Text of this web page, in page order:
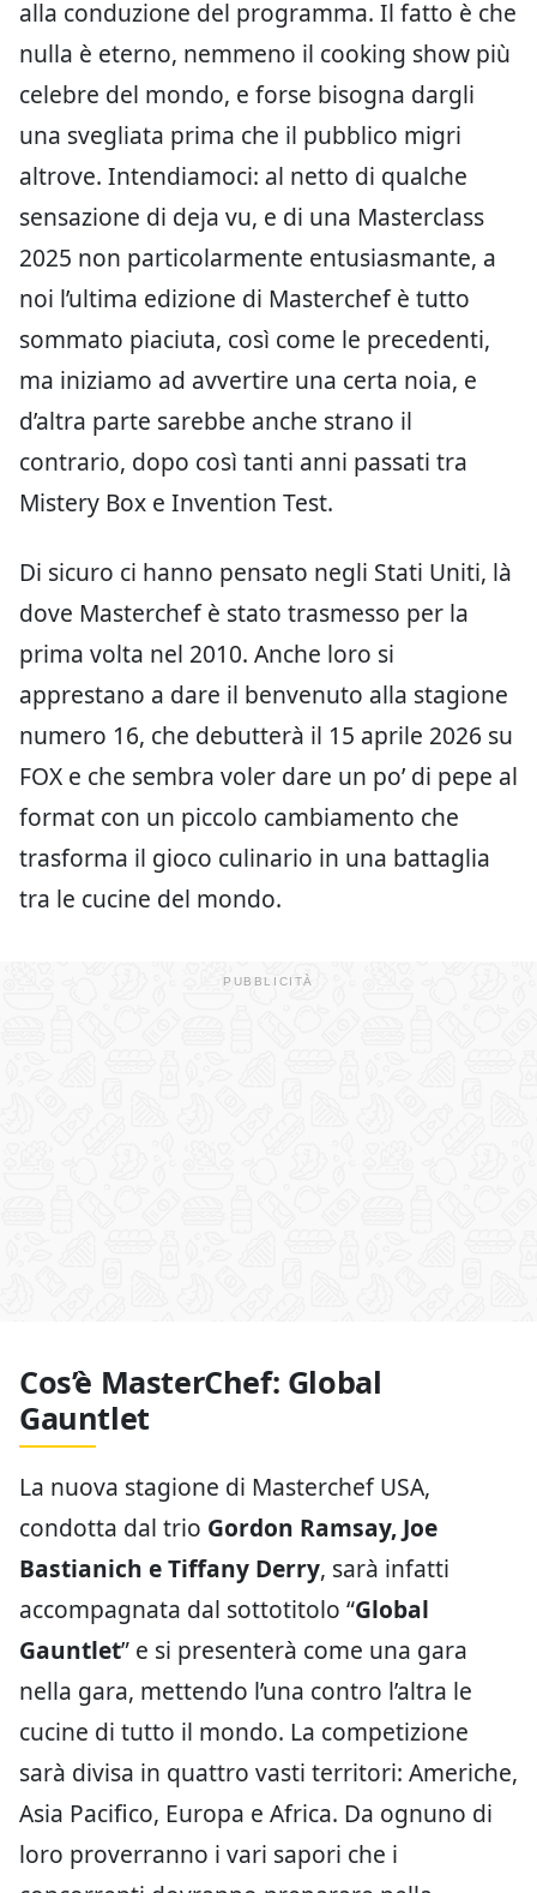
alla conduzione del programma. Il fatto è che
nulla è eterno, nemmeno il cooking show più
celebre del mondo, e forse bisogna dargli
una svegliata prima che il pubblico migri
altrove. Intendiamoci: al netto di qualche
sensazione di deja vu, e di una Masterclass
2025 non particolarmente entusiasmante, a
noi l’ultima edizione di Masterchef è tutto
sommato piaciuta, così come le precedenti,
ma iniziamo ad avvertire una certa noia, e
d’altra parte sarebbe anche strano il
contrario, dopo così tanti anni passati tra
Mistery Box e Invention Test.
Di sicuro ci hanno pensato negli Stati Uniti, là
dove Masterchef è stato trasmesso per la
prima volta nel 2010. Anche loro si
apprestano a dare il benvenuto alla stagione
numero 16, che debutterà il 15 aprile 2026 su
FOX e che sembra voler dare un po’ di pepe al
format con un piccolo cambiamento che
trasforma il gioco culinario in una battaglia
tra le cucine del mondo.
Cos’è MasterChef: Global
Gauntlet
La nuova stagione di Masterchef USA,
condotta dal trio Gordon Ramsay, Joe
Bastianich e Tiffany Derry, sarà infatti
accompagnata dal sottotitolo “Global
Gauntlet” e si presenterà come una gara
nella gara, mettendo l’una contro l’altra le
cucine di tutto il mondo. La competizione
sarà divisa in quattro vasti territori: Americhe,
Asia Pacifico, Europa e Africa. Da ognuno di
loro proverranno i vari sapori che i